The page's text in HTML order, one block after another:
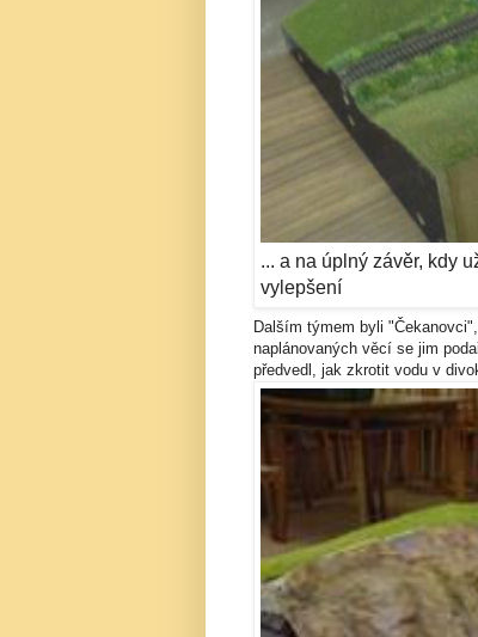
... a na úplný závěr, kdy
vylepšení
Dalším týmem byli
naplánovaných věcí se jim
předvedl, jak zkrotit vodu v